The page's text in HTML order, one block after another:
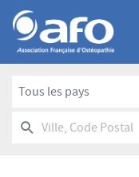
Tous les pays
Ville,RECHERCHER
UN